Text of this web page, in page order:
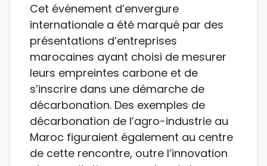
Cet événement d’envergure
internationale a été marqué par des
présentations d’entreprises
marocaines ayant choisi de mesurer
leurs empreintes carbone et de
s’inscrire dans une démarche de
décarbonation. Des exemples de
décarbonation de l’agro-industrie au
Maroc figuraient également au centre
de cette rencontre, outre l’innovation